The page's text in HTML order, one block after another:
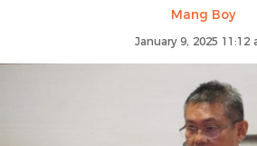
Mang Boy
January 9, 2025 11:12